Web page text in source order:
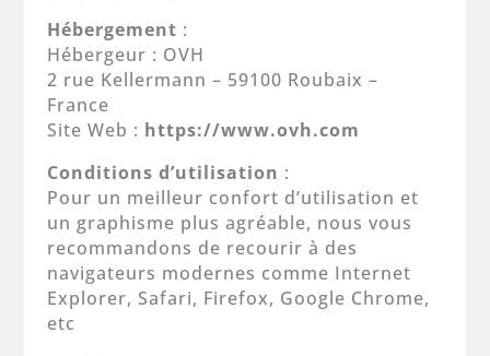
Hébergement :
Hébergeur : OVH
2 rue Kellermann – 59100 Roubaix –
France
Site Web : https://www.ovh.com
Conditions d’utilisation :
Pour un meilleur confort d’utilisation et
un graphisme plus agréable, nous vous
recommandons de recourir à des
navigateurs modernes comme Internet
Explorer, Safari, Firefox, Google Chrome,
etc